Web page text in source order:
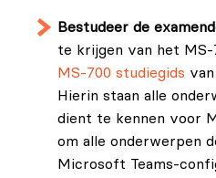
Bestudeer de
te krijgen van het MS-
MS-700 studiegids
Hierin staan alle
dient te kennen voor
om alle onderwerpen
Microsoft Teams-